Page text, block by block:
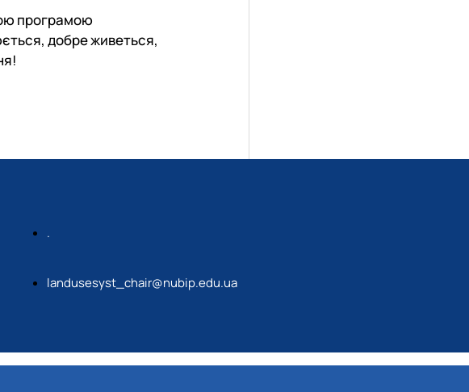
програмою
добре живеться,
.
landusesyst_chair@nubip.edu.ua